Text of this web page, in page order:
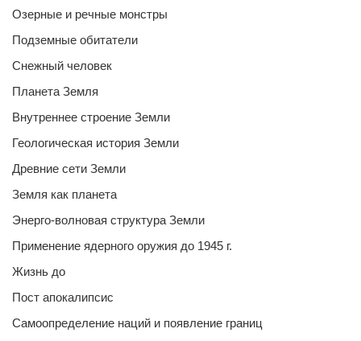
Озерные и речные монстры
Подземные обитатели
Снежный человек
Планета Земля
Внутреннее строение Земли
Геологическая история Земли
Древние сети Земли
Земля как планета
Энерго-волновая структура Земли
Применение ядерного оружия до 1945 г.
Жизнь до
Пост апокалипсис
Самоопределение наций и появление границ